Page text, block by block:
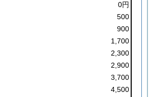
0円
500
900
1,700
2,300
2,900
3,700
4,500